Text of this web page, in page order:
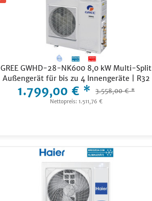
-15 bis +50 (°C)
GREE GWHD-28-NK600 8,0 kW Multi-Split
Außengerät für bis zu 4 Innengeräte | R32
1.799,00 € * 3.558,00 € *
Nettopreis: 1.511,76 €